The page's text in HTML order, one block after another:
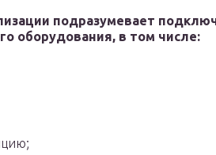
подразумевает
оборудования, в том числе: